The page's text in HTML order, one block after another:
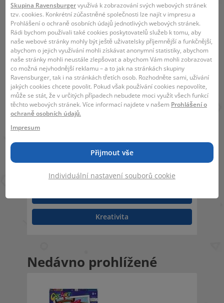
EAN:4005556201945
OPATRNĚ! Barvy obsahují eakční směs: 5-
chlor-2-methylisothiazol-3(2H)-on a 2-
methylisothiazol-3(2H)-on (3:1)
9 - 99 27 x 20 x 5 cm
Podobná témata
Kreativita
Nedávno prohlížené
Skupina Ravensburgervyužívá k zobrazování svých webových stránek
tzv. cookies. Konkrétní zúčastněné společnosti lze najít v impresu a
Prohlášení o ochraně osobních údajů jednotlivých webových stránek.
Rádi bychom používali také cookies poskytovatelů služeb k tomu, aby
naše webové stránky mohly být ještě uživatelsky příjemnější a funkčnější,
abychom o jejich využívání mohli získávat anonymní statistiky, abychom
naše stránky mohli neustále zlepšovat a abychom Vám mohli zobrazovat
co možná nejvhodnější reklamu – a to jak na stránkách skupiny
Ravensburger, tak i na stránkách třetích osob. Rozhodněte sami, užívání
jakých cookies chcete povolit. Pokud však používání cookies nepovolíte,
může se stát, že v určitých případech nebudete moci využít všech funkcí
těchto webových stránek. Více informací najdete v našem Prohlášení o
ochraně osobních údajů.
Impresum
Přijmout vše
Individuální nastavení souborů cookie